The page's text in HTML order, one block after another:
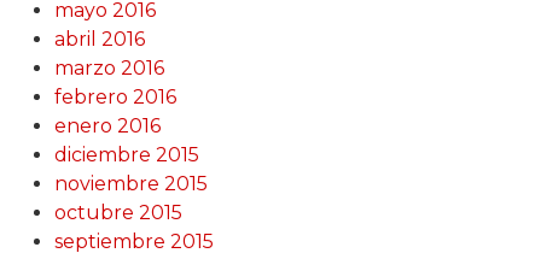
mayo 2016
abril 2016
marzo 2016
febrero 2016
enero 2016
diciembre 2015
noviembre 2015
octubre 2015
septiembre 2015